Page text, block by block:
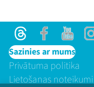
ThreadsFacebookYoutube
Sazinies ar mums
Privātuma politika
Lietošanas